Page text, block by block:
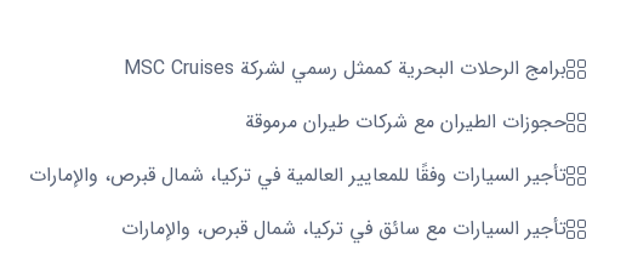
برامج الرحلات البحرية كممثل رسمي لشركة MSC Cruises
حجوزات الطيران مع شركات طيران مرموقة
تأجير السيارات وفقًا للمعايير العالمية في تركيا، شمال قبرص، والإمارات
تأجير السيارات مع سائق في تركيا، شمال قبرص، والإمارات